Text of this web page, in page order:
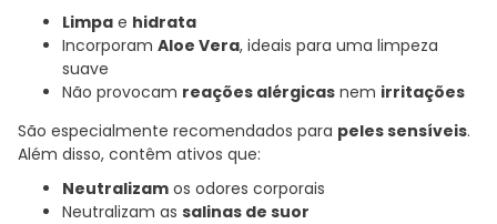
Limpa e hidrata
Incorporam Aloe Vera, ideais para uma limpeza
suave
Não provocam reações alérgicas nem irritações
São especialmente recomendados para peles sensíveis.
Além disso, contêm ativos que:
Neutralizam os odores corporais
Neutralizam as salinas de suor